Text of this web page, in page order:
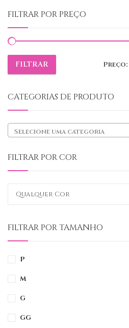
FILTRAR POR PREÇO
Preço
Preço
FILTRAR Preço:
CATEGORIAS DE PRODUTO
Selecione uma categoria
FILTRAR POR COR
FILTRAR POR TAMANHO
P
M
G
GG